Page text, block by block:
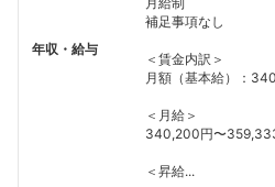
年収・給与
補足事項なし
＜賃金内訳＞
月額（基本給）：
＜月給＞
340,200円〜
＜昇給...